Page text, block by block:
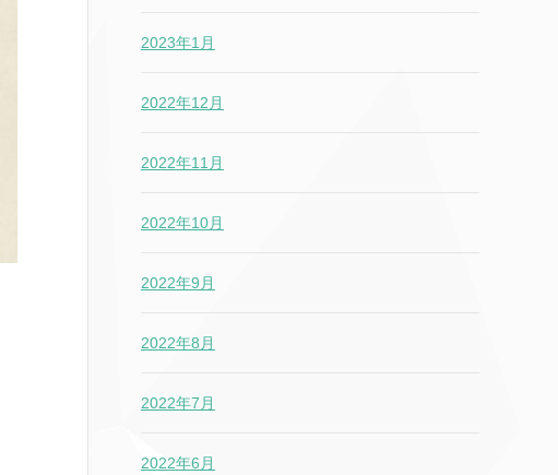
2023年1月
2022年12月
2022年11月
2022年10月
2022年9月
2022年8月
2022年7月
2022年6月